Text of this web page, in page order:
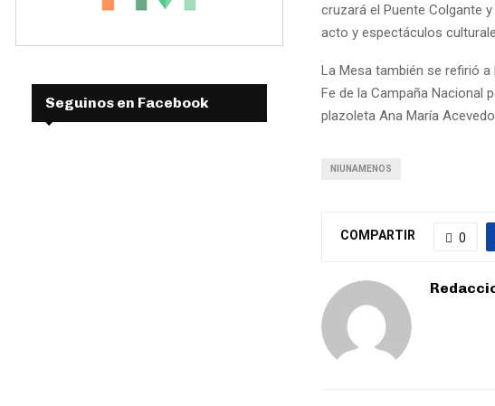
cruzará el Puente Colgante
acto y espectáculos
La Mesa también se refirió
Fe de la Campaña Nacional
plazoleta Ana María
NIUNAMENOS
COMPARTIR 0
Seguinos en Facebook